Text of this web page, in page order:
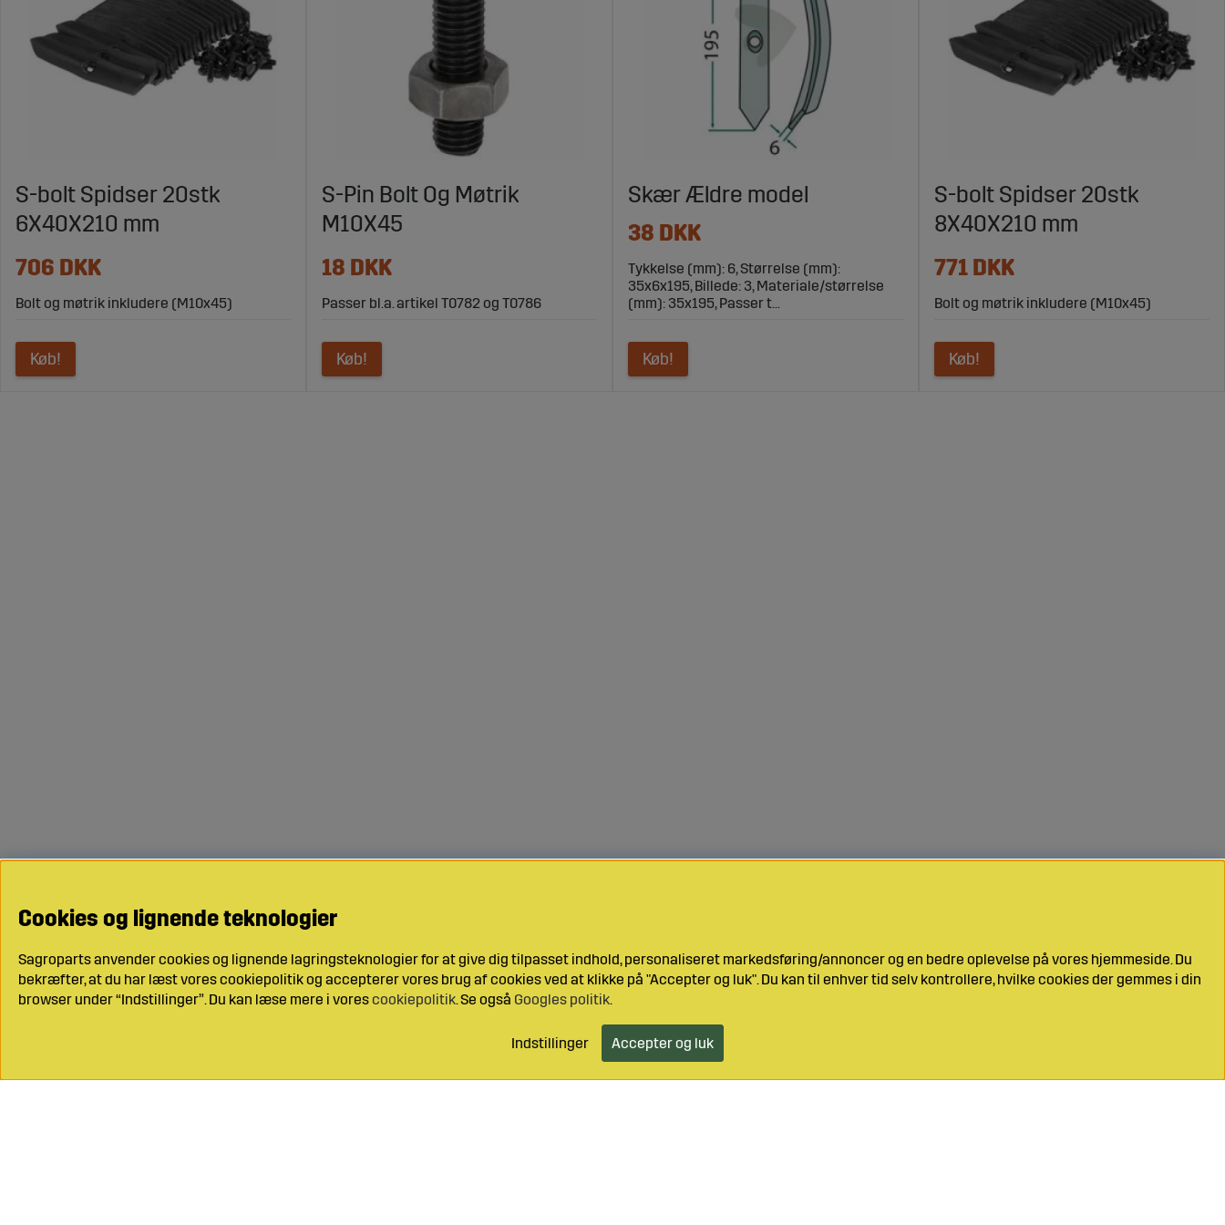
S-bolt Spidser 20stk
6X40X210 mm
706 DKK
Bolt og møtrik inkludere (M10x45)
Køb!
S-Pin Bolt Og Møtrik
M10X45
18 DKK
Passer bl.a. artikel T0782 og T0786
Køb!
Skær Ældre model
38 DKK
Tykkelse (mm): 6, Størrelse (mm):
35x6x195, Billede: 3, Materiale/størrelse
(mm): 35x195, Passer t...
Køb!
S-bolt Spidser 20stk
8X40X210 mm
771 DKK
Bolt og møtrik inkludere (M10x45)
Køb!
Cookies og lignende teknologier
Sagroparts anvender cookies og lignende lagringsteknologier for at give dig tilpasset indhold, personaliseret markedsføring/annoncer og en bedre oplevelse på vores hjemmeside. Du
bekræfter, at du har læst vores cookiepolitik og accepterer vores brug af cookies ved at klikke på "Accepter og luk". Du kan til enhver tid selv kontrollere, hvilke cookies der gemmes i din
browser under “Indstillinger”. Du kan læse mere i vorescookiepolitik. Se også Googles politik.
Indstillinger Accepter og luk